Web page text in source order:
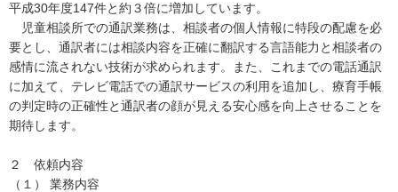
平成30年度147件と約３倍に増加しています。
児童相談所での通訳業務は、相談者の個人情報に特段の配慮を必
要とし、通訳者には相談内容を正確に翻訳する言語能力と相談者の
感情に流されない技術が求められます。また、これまでの電話通訳
に加えて、テレビ電話での通訳サービスの利用を追加し、療育手帳
の判定時の正確性と通訳者の顔が見える安心感を向上させることを
期待します。
２ 依頼内容
（１） 業務内容